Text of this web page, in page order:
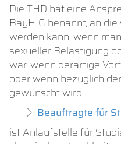
Die THD hat eine
BayHIG benannt, an
werden kann, wenn
sexueller Belästigung
war, wenn der­artige
oder wenn bezüglich
gewünscht wird.
Beauftragte für
ist Anlaufstelle für